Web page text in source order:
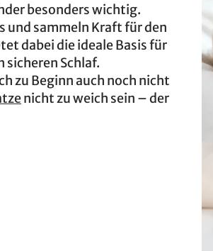
besonders wichtig.
und sammeln Kraft für den
dabei die ideale Basis für
Schlaf.
zu Beginn auch noch nicht
nicht zu weich sein – der